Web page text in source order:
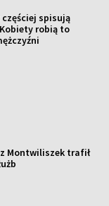
spisują
robią to
Montwiliszek trafił